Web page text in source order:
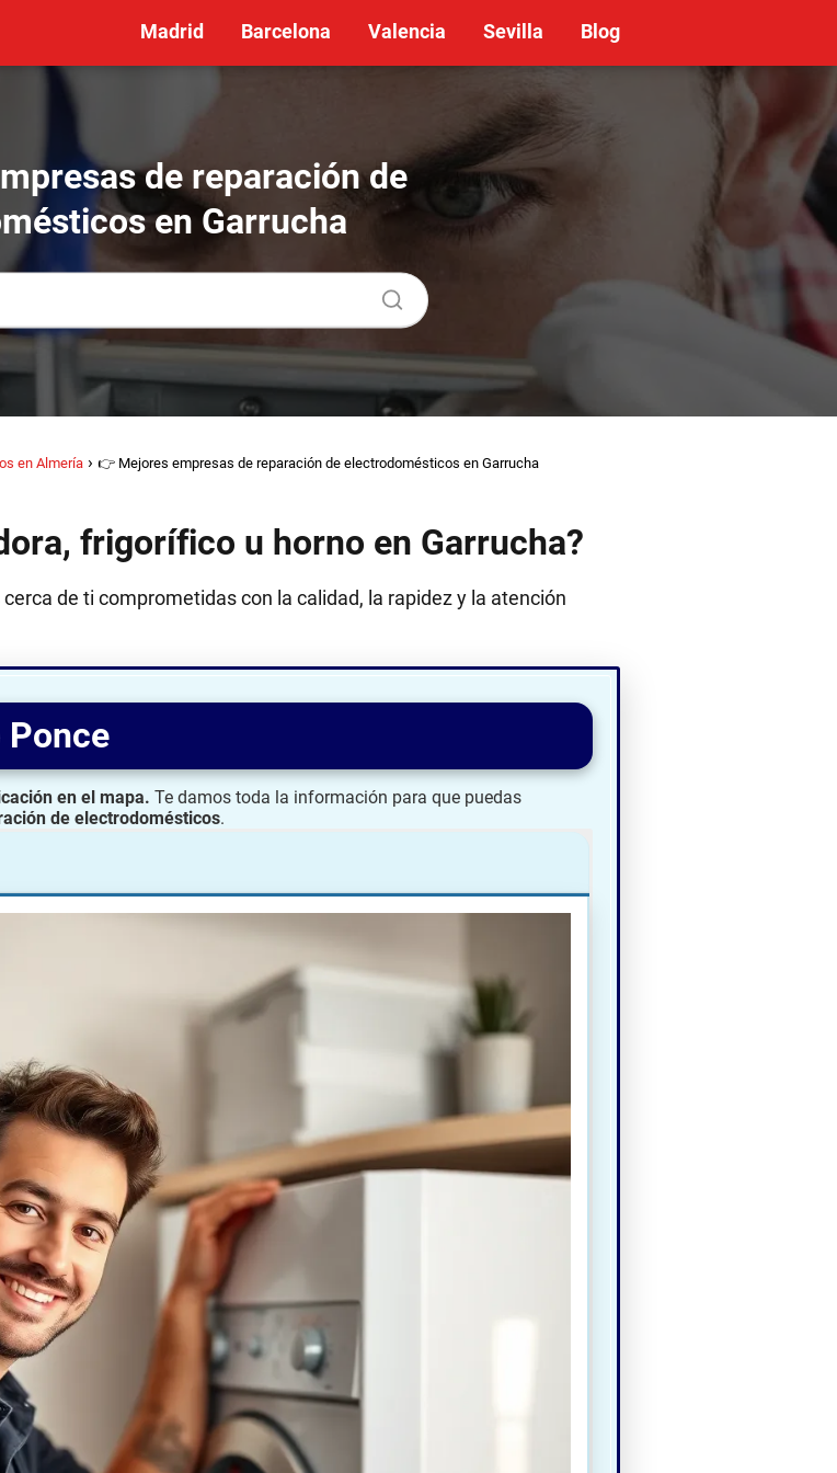
Madrid Barcelona Valencia Sevilla Blog
de reparación de
en Garrucha
en Almería 👉 Mejores empresas de reparación de electrodomésticos en Garrucha
frigorífico u horno en Garrucha?
de ti comprometidas con la calidad, la rapidez y la atención
Ponce
en el mapa. Te damos toda la información para que puedas
de electrodomésticos.